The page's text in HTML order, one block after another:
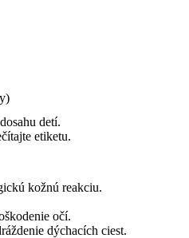
detí.
etiketu.
kožnú reakciu.
očí.
dýchacích ciest.